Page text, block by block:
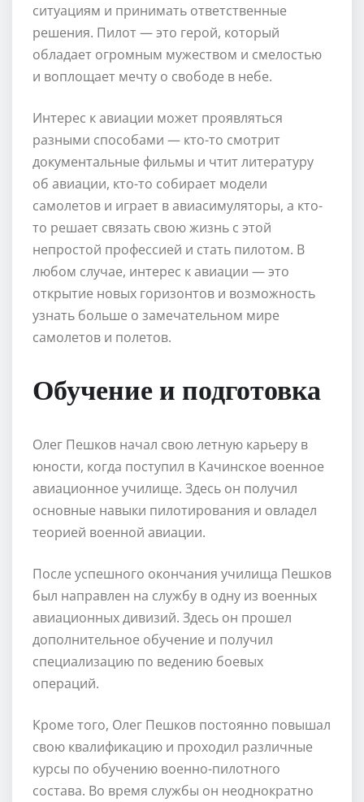
ситуациям и принимать ответственные
решения. Пилот — это герой, который
обладает огромным мужеством и смелостью
и воплощает мечту о свободе в небе.
Интерес к авиации может проявляться
разными способами — кто-то смотрит
документальные фильмы и чтит литературу
об авиации, кто-то собирает модели
самолетов и играет в авиасимуляторы, а кто-
то решает связать свою жизнь с этой
непростой профессией и стать пилотом. В
любом случае, интерес к авиации — это
открытие новых горизонтов и возможность
узнать больше о замечательном мире
самолетов и полетов.
Обучение и подготовка
Олег Пешков начал свою летную карьеру в
юности, когда поступил в Качинское военное
авиационное училище. Здесь он получил
основные навыки пилотирования и овладел
теорией военной авиации.
После успешного окончания училища Пешков
был направлен на службу в одну из военных
авиационных дивизий. Здесь он прошел
дополнительное обучение и получил
специализацию по ведению боевых
операций.
Кроме того, Олег Пешков постоянно повышал
свою квалификацию и проходил различные
курсы по обучению военно-пилотного
состава. Во время службы он неоднократно